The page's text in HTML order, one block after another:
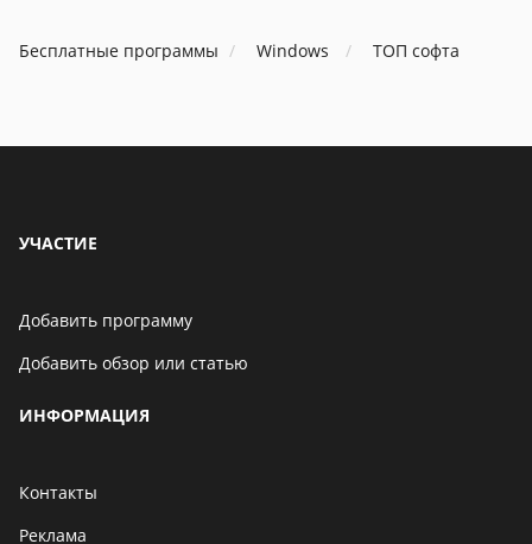
Бесплатные программы Windows ТОП софта
УЧАСТИЕ
Добавить программу
Добавить обзор или статью
ИНФОРМАЦИЯ
Контакты
Реклама